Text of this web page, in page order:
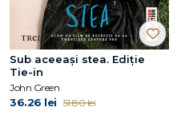
Sub aceeaşi stea. Ediție
Tie-in
John Green
36.26 lei 51.80 lei